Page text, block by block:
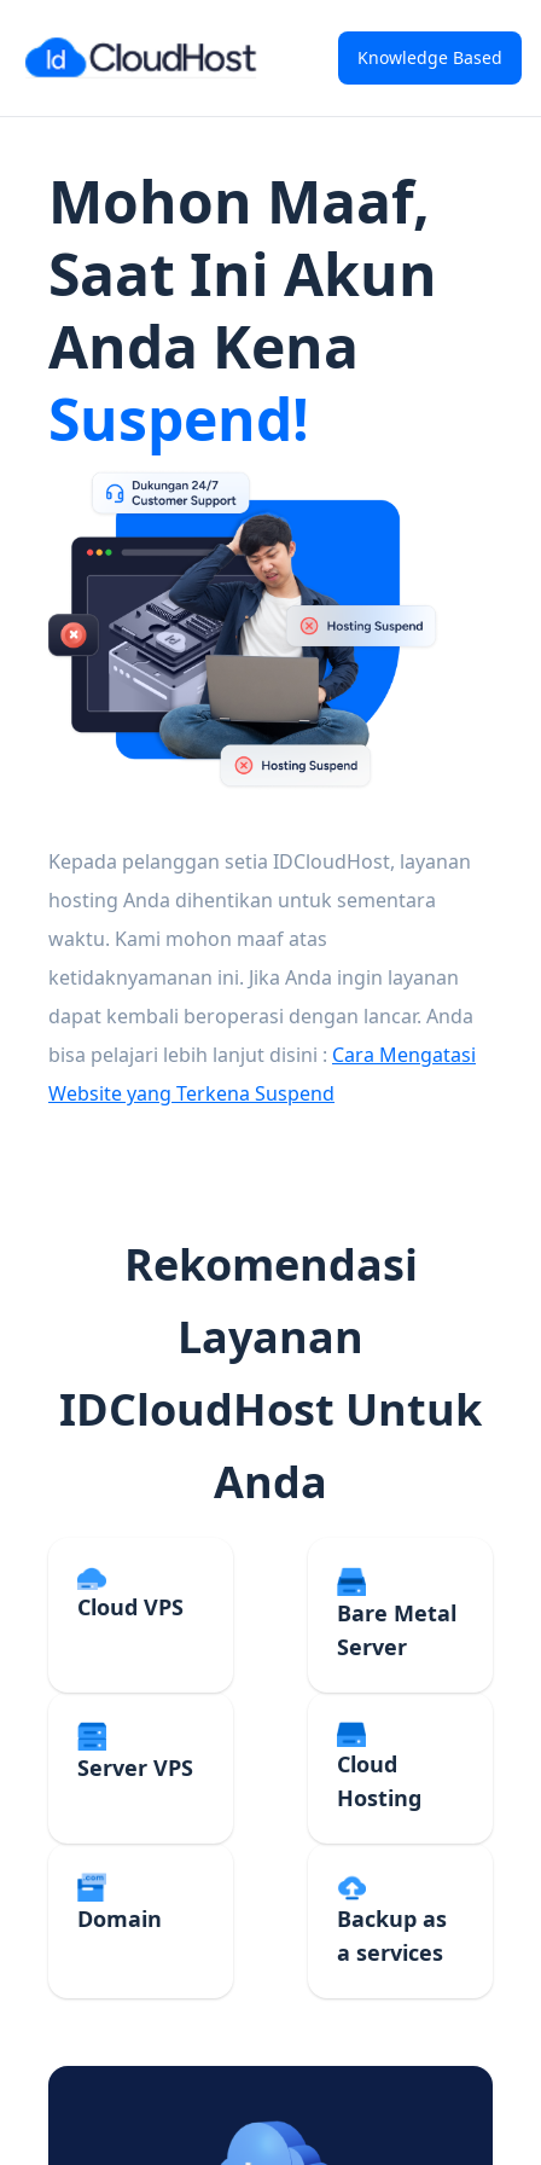
Knowledge Based
Mohon Maaf,
Saat Ini Akun
Anda Kena
Suspend!
Kepada pelanggan setia IDCloudHost, layanan
hosting Anda dihentikan untuk sementara
waktu. Kami mohon maaf atas
ketidaknyamanan ini. Jika Anda ingin layanan
dapat kembali beroperasi dengan lancar. Anda
bisa pelajari lebih lanjut disini : Cara Mengatasi
Website yang Terkena Suspend
Rekomendasi
Layanan
IDCloudHost Untuk
Anda
Cloud VPS
Bare Metal
Server
Server VPS
Cloud
Hosting
Domain
Backup as
a services